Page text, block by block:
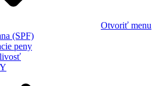
Otvoriť menu
(SPF)
peny